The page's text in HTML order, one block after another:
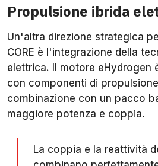
Propulsione ibrida
Un'altra direzione strategica
CORE è l'integrazione della
elettrica. Il motore eHydrogen
con componenti di
combinazione con un pacco
maggiore potenza e coppia.
La coppia e la reattività